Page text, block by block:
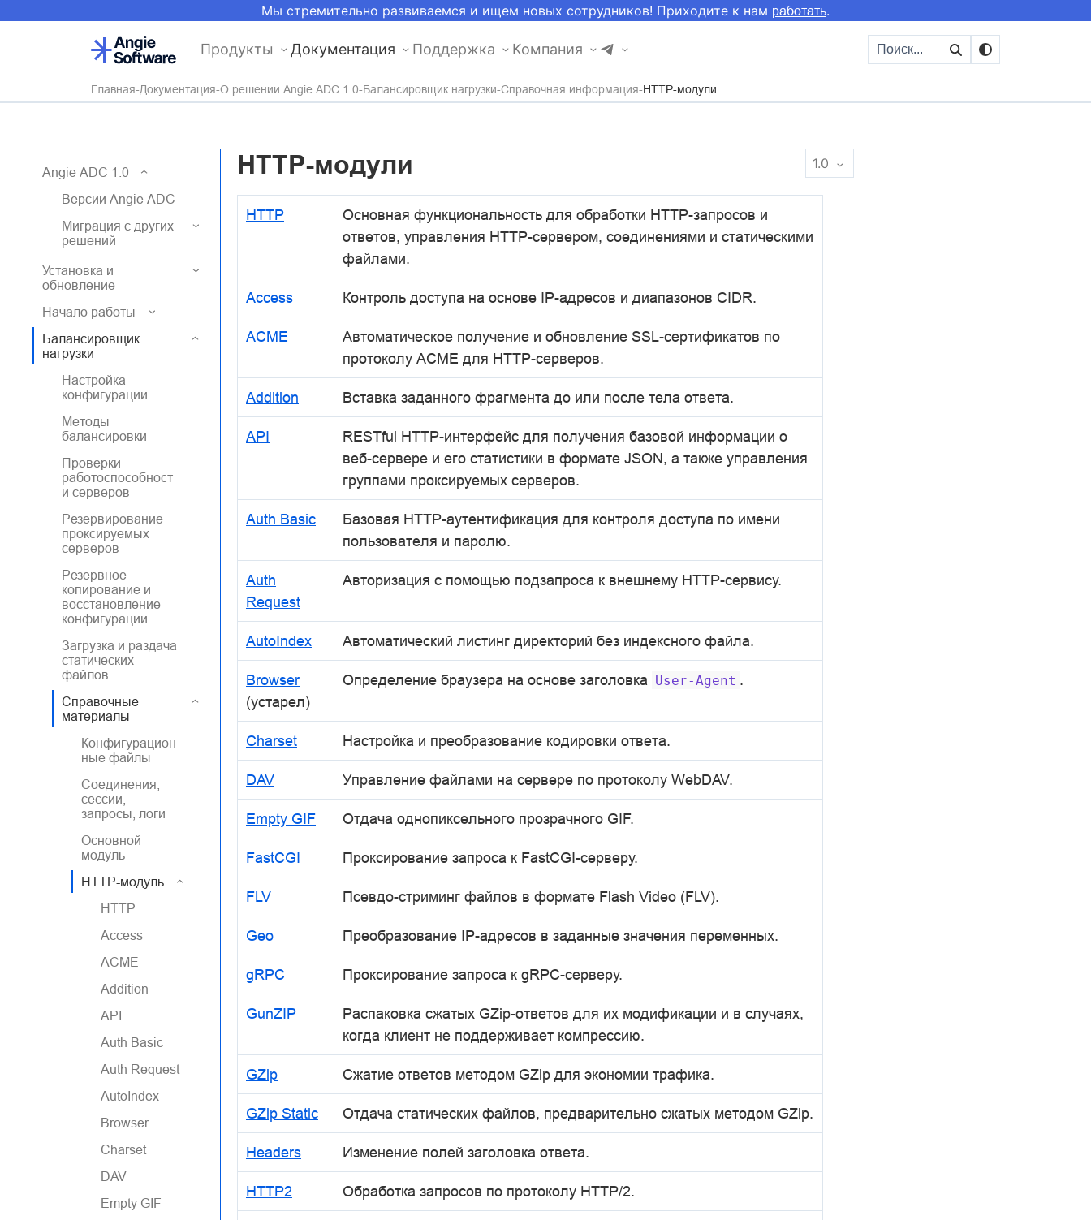
Мы стремительно развиваемся и ищем новых сотрудников! Приходите к нам работать.
Продукты Документация Поддержка Компания
Главная Документация О решении Angie ADC 1.0 Балансировщик нагрузки Справочная информация HTTP-модули
Angie ADC 1.0
Версии Angie ADC
Миграция с других
решений
Установка и
обновление
Начало работы
Балансировщик
нагрузки
Настройка
конфигурации
Методы
балансировки
Проверки
работоспособност
и серверов
Резервирование
проксируемых
серверов
Резервное
копирование и
восстановление
конфигурации
Загрузка и раздача
статических
файлов
Справочные
материалы
Конфигурацион
ные файлы
Соединения,
сессии,
запросы, логи
Основной
модуль
HTTP-модуль
HTTP
Access
ACME
Addition
API
Auth Basic
Auth Request
AutoIndex
Browser
Charset
DAV
Empty GIF
1.0
HTTP-модули
HTTP
Основная функциональность для обработки HTTP-запросов и
ответов, управления HTTP-сервером, соединениями и статическими
файлами.
Access Контроль доступа на основе IP-адресов и диапазонов CIDR.
ACME
Автоматическое получение и обновление SSL-сертификатов по
протоколу ACME для HTTP-серверов.
Addition Вставка заданного фрагмента до или после тела ответа.
API
RESTful HTTP-интерфейс для получения базовой информации о
веб-сервере и его статистики в формате JSON, а также управления
группами проксируемых серверов.
Auth Basic
Базовая HTTP-аутентификация для контроля доступа по имени
пользователя и паролю.
Auth
Request
Авторизация с помощью подзапроса к внешнему HTTP-сервису.
AutoIndex Автоматический листинг директорий без индексного файла.
Browser
(устарел)
Определение браузера на основе заголовка User-Agent .
Charset Настройка и преобразование кодировки ответа.
DAV Управление файлами на сервере по протоколу WebDAV.
Empty GIF Отдача однопиксельного прозрачного GIF.
FastCGI Проксирование запроса к FastCGI-серверу.
FLV Псевдо-стриминг файлов в формате Flash Video (FLV).
Geo Преобразование IP-адресов в заданные значения переменных.
gRPC Проксирование запроса к gRPC-серверу.
GunZIP
Распаковка сжатых GZip-ответов для их модификации и в случаях,
когда клиент не поддерживает компрессию.
GZip Сжатие ответов методом GZip для экономии трафика.
GZip Static Отдача статических файлов, предварительно сжатых методом GZip.
Headers Изменение полей заголовка ответа.
HTTP2 Обработка запросов по протоколу HTTP/2.